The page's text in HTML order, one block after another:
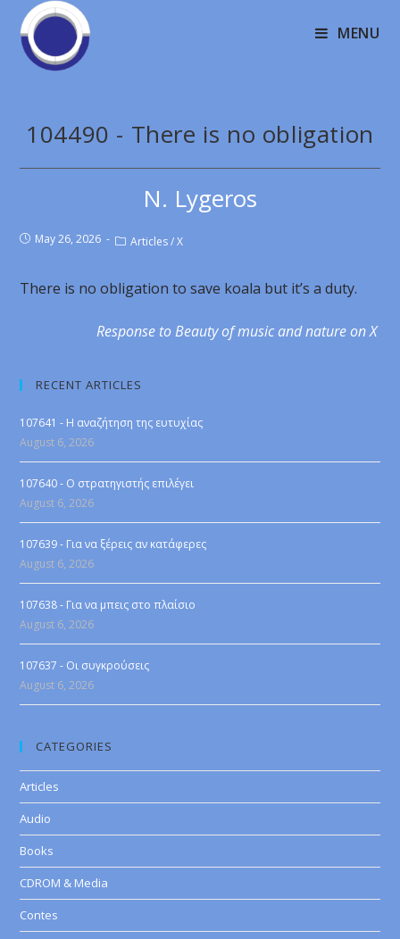
MENU
104490 - There is no obligation
N. Lygeros
May 26, 2026 Articles / X
There is no obligation to save koala but it’s a duty.
Response to Beauty of music and nature on X
RECENT ARTICLES
107641 - Η αναζήτηση της ευτυχίας
August 6, 2026
107640 - Ο στρατηγιστής επιλέγει
August 6, 2026
107639 - Για να ξέρεις αν κατάφερες
August 6, 2026
107638 - Για να μπεις στο πλαίσιο
August 6, 2026
107637 - Οι συγκρούσεις
August 6, 2026
CATEGORIES
Articles
Audio
Books
CDROM & Media
Contes